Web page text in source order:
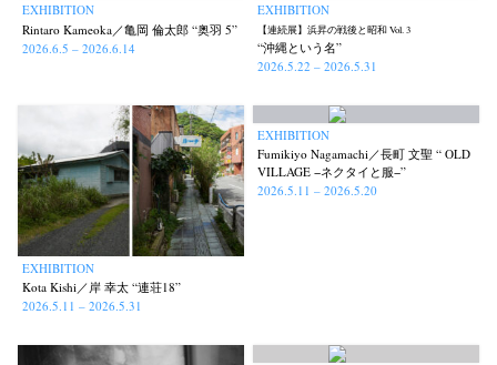
EXHIBITION
Rintaro Kameoka／亀岡 倫太郎 “奥羽 5”
2026.6.5 – 2026.6.14
EXHIBITION
【連続展】浜昇の戦後と昭和 Vol. 3
“沖縄という名”
2026.5.22 – 2026.5.31
EXHIBITION
Kota Kishi／岸 幸太 “連荘18”
2026.5.11 – 2026.5.31
EXHIBITION
Fumikiyo Nagamachi／長町 文聖 “ OLD
VILLAGE −ネクタイと服−”
2026.5.11 – 2026.5.20